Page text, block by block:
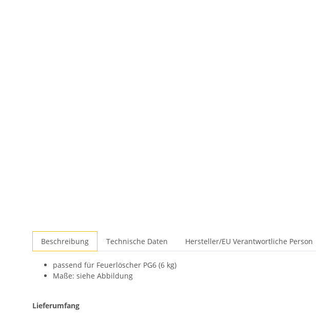
Beschreibung Technische Daten Hersteller/EU Verantwortliche Person
passend für Feuerlöscher PG6 (6 kg)
Maße: siehe Abbildung
Lieferumfang